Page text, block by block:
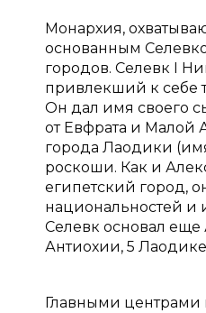
Монархия,
основанным
городов. Селевк I
привлекший к себе
Он дал имя своего
от Евфрата и Малой
города Лаодики
роскоши. Как и
египетский город,
национальностей и
Селевк основал еще
Антиохии, 5
Главными центрами